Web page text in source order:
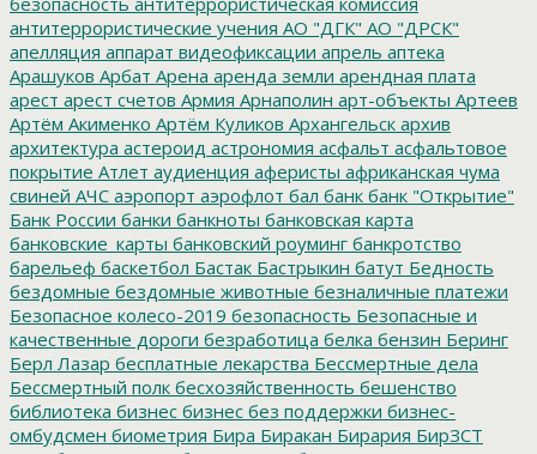
антитеррористические учения АО "ДГК" АО "ДРСК"
апелляция аппарат видеофиксации апрель аптека
Арашуков Арбат Арена аренда земли арендная плата
арест арест счетов Армия Арнаполин арт-объекты Артеев
Артём Акименко Артём Куликов Архангельск архив
архитектура астероид астрономия асфальт асфальтовое
покрытие Атлет аудиенция аферисты африканская чума
свиней АЧС аэропорт аэрофлот бал банк банк "Открытие"
Банк России банки банкноты банковская карта
банковские_карты банковский роуминг банкротство
барельеф баскетбол Бастак Бастрыкин батут Бедность
бездомные бездомные животные безналичные платежи
Безопасное колесо-2019 безопасность Безопасные и
качественные дороги безработица белка бензин Беринг
Берл Лазар бесплатные лекарства Бессмертные дела
Бессмертный полк бесхозяйственность бешенство
библиотека бизнес бизнес без поддержки бизнес-
омбудсмен биометрия Бира Биракан Бирария БирЗСТ